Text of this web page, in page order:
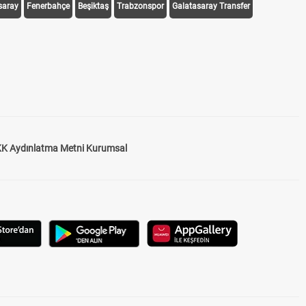
Fenerbahçe Beşiktaş Trabzonspor Galatasaray Transfer
Aydınlatma Metni Kurumsal